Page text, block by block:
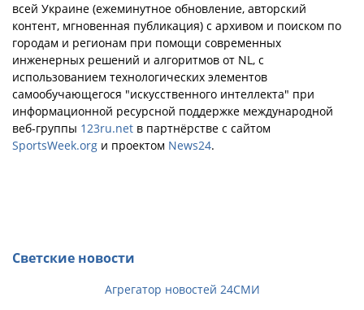
всей Украине (ежеминутное обновление, авторский
контент, мгновенная публикация) с архивом и поиском по
городам и регионам при помощи современных
инженерных решений и алгоритмов от NL, с
использованием технологических элементов
самообучающегося "искусственного интеллекта" при
информационной ресурсной поддержке международной
веб-группы 123ru.net в партнёрстве с сайтом
SportsWeek.org и проектом News24.
Светские новости
Агрегатор новостей 24СМИ